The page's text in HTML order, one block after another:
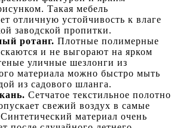
Такая мебель
отличную устойчивость к влаге
заводской пропитки.
ротанг. Плотные полимерные
и не выгорают на ярком
уличные шезлонги из
материала можно быстро мыть
из садового шланга.
Сетчатое текстильное полотно
свежий воздух в самые
материал очень